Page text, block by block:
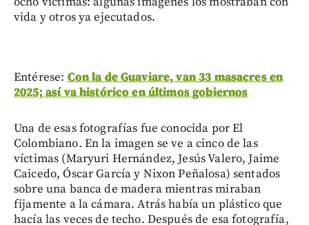
vida y otros ya ejecutados.
Entérese: Con la de Guaviare, van 33 masacres en
2025; así va histórico en últimos gobiernos
Una de esas fotografías fue conocida por El
Colombiano. En la imagen se ve a cinco de las
víctimas (Maryuri Hernández, Jesús Valero, Jaime
Caicedo, Óscar García y Nixon Peñalosa) sentados
sobre una banca de madera mientras miraban
fijamente a la cámara. Atrás había un plástico que
hacía las veces de techo. Después de esa fotografía,